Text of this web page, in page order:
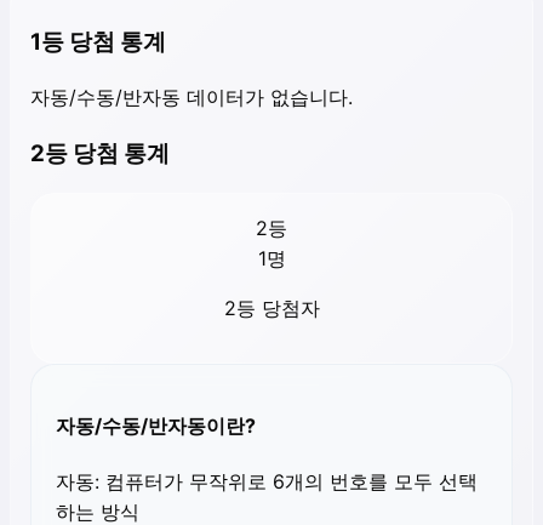
1등 당첨 통계
자동/수동/반자동 데이터가 없습니다.
2등 당첨 통계
2등
1명
2등 당첨자
자동/수동/반자동이란?
자동: 컴퓨터가 무작위로 6개의 번호를 모두 선택
하는 방식